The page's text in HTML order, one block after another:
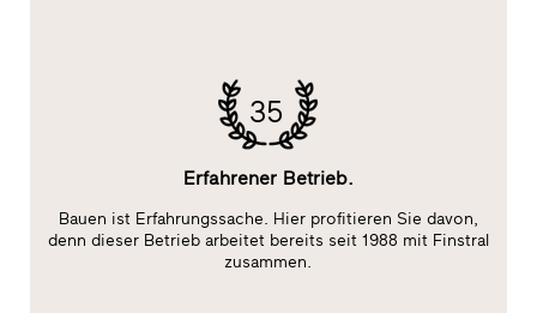
35
Erfahrener Betrieb.
Bauen ist Erfahrungssache. Hier profitieren Sie davon,
denn dieser Betrieb arbeitet bereits seit 1988 mit Finstral
zusammen.